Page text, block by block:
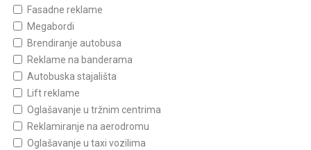
Fasadne reklame
Megabordi
Brendiranje autobusa
Reklame na banderama
Autobuska stajališta
Lift reklame
Oglašavanje u tržnim centrima
Reklamiranje na aerodromu
Oglašavanje u taxi vozilima